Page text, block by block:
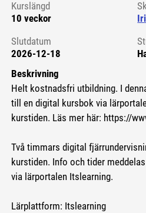
Kurslängd
10 veckor
Slutdatum
2026-12-18
Beskrivning
Helt kostnadsfri utbildning. I
till en digital kursbok via
kurstiden. Läs mer här: https://
Två timmars digital
kurstiden. Info och tider
via lärportalen Itslearning.
Lärplattform: Itslearning